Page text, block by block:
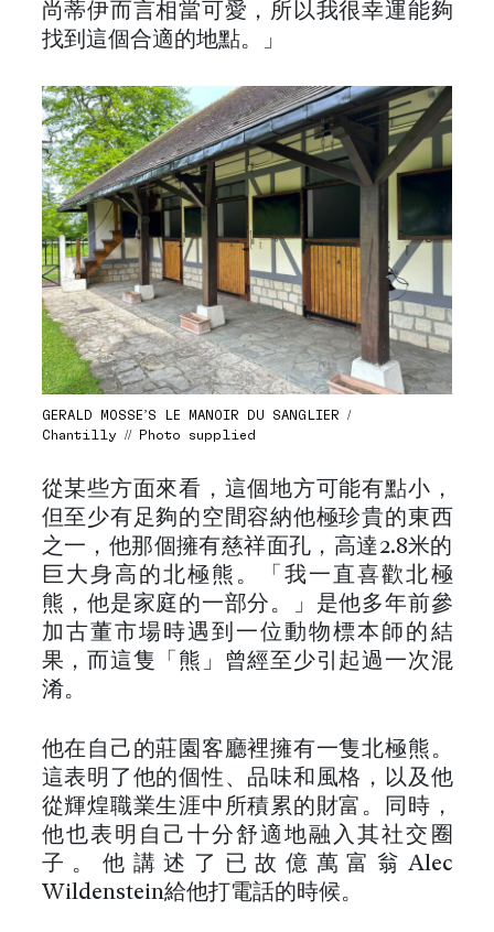
尚蒂伊而言相當可愛，所以我很幸運能夠
找到這個合適的地點。」
GERALD MOSSE’S LE MANOIR DU SANGLIER /
Chantilly // Photo supplied
從某些方面來看，這個地方可能有點小，
但至少有足夠的空間容納他極珍貴的東西
之一，他那個擁有慈祥面孔，高達2.8米的
巨大身高的北極熊。「我一直喜歡北極
熊，他是家庭的一部分。」是他多年前參
加古董市場時遇到一位動物標本師的結
果，而這隻「熊」曾經至少引起過一次混
淆。
他在自己的莊園客廳裡擁有一隻北極熊。
這表明了他的個性、品味和風格，以及他
從輝煌職業生涯中所積累的財富。同時，
他也表明自己十分舒適地融入其社交圈
子。他講述了已故億萬富翁Alec
Wildenstein給他打電話的時候。